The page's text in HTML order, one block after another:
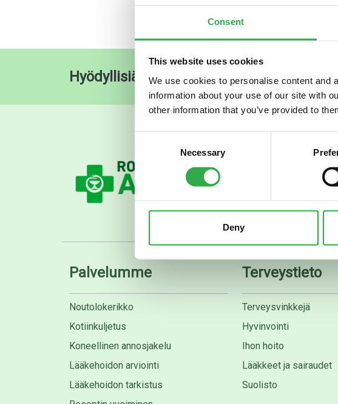
Consent
This website uses cookies
We use cookies to personalise content and
information about your use of our site with
other information that you’ve provided to
Necessary
Deny
Hyödyllisiä pikalinkkejä OmaKanta
Palvelumme
Noutolokerikko
Kotiinkuljetus
Koneellinen annosjakelu
Lääkehoidon arviointi
Lääkehoidon tarkistus
Terveystieto
Terveysvinkkejä
Hyvinvointi
Ihon hoito
Lääkkeet ja sairaudet
Suolisto